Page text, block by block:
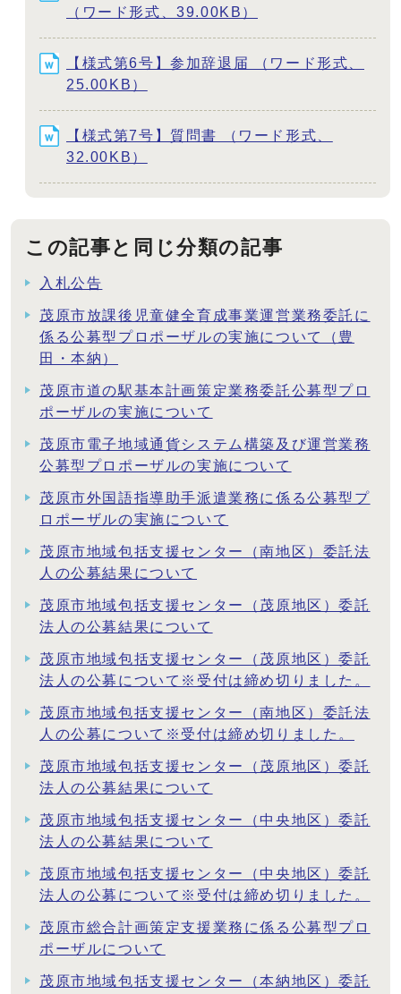
（ワード形式、39.00KB）
【様式第6号】参加辞退届 （ワード形式、
25.00KB）
【様式第7号】質問書 （ワード形式、
32.00KB）
この記事と同じ分類の記事
入札公告
茂原市放課後児童健全育成事業運営業務委託に
係る公募型プロポーザルの実施について（豊
田・本納）
茂原市道の駅基本計画策定業務委託公募型プロ
ポーザルの実施について
茂原市電子地域通貨システム構築及び運営業務
公募型プロポーザルの実施について
茂原市外国語指導助手派遣業務に係る公募型プ
ロポーザルの実施について
茂原市地域包括支援センター（南地区）委託法
人の公募結果について
茂原市地域包括支援センター（茂原地区）委託
法人の公募結果について
茂原市地域包括支援センター（茂原地区）委託
法人の公募について※受付は締め切りました。
茂原市地域包括支援センター（南地区）委託法
人の公募について※受付は締め切りました。
茂原市地域包括支援センター（茂原地区）委託
法人の公募結果について
茂原市地域包括支援センター（中央地区）委託
法人の公募結果について
茂原市地域包括支援センター（中央地区）委託
法人の公募について※受付は締め切りました。
茂原市総合計画策定支援業務に係る公募型プロ
ポーザルについて
茂原市地域包括支援センター（本納地区）委託